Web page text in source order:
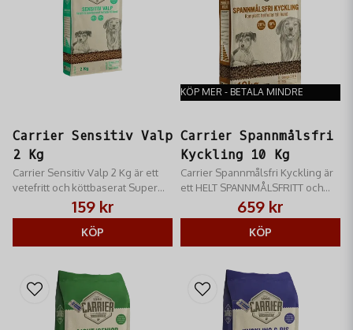
Carrier Sensitiv Valp
2 Kg
Carrier Sensitiv Valp 2 Kg är ett
vetefritt och köttbaserat Super
Premiumfoder i små lättuggade
bitar med Lamm som enda
köttproteinkälla
159 kr
KÖP
KÖP MER - BETALA MINDRE
Carrier Spannmålsfri
Kyckling 10 Kg
Carrier Spannmålsfri Kyckling är
ett HELT SPANNMÅLSFRITT och
köttbaserat helfoder till unga och
vuxna hundar av alla raser.
659 kr
KÖP